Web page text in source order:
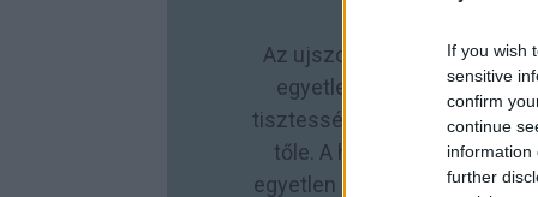
If you wish
sensitive
confirm
continue
information
further
Az ujszonalunk.com nem
egyetlen eszmével
tisztességes újságírás, amit
tőle. A hátteret, a
egyetlen magyar nyelvű